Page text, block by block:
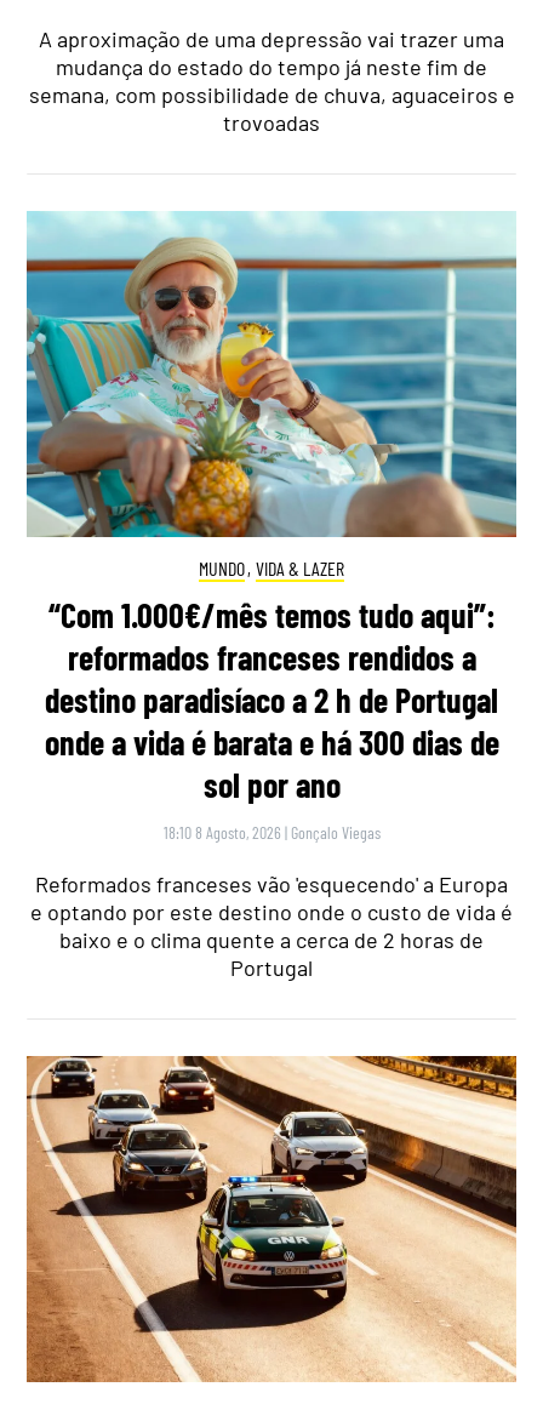
A aproximação de uma depressão vai trazer uma
mudança do estado do tempo já neste fim de
semana, com possibilidade de chuva, aguaceiros e
trovoadas
MUNDO, VIDA & LAZER
“Com 1.000€/mês temos tudo aqui”:
reformados franceses rendidos a
destino paradisíaco a 2 h de Portugal
onde a vida é barata e há 300 dias de
sol por ano
18:10 8 Agosto, 2026 | Gonçalo Viegas
Reformados franceses vão 'esquecendo' a Europa
e optando por este destino onde o custo de vida é
baixo e o clima quente a cerca de 2 horas de
Portugal